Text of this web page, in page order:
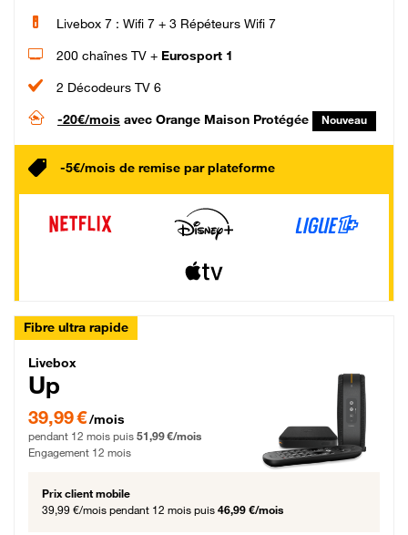
Livebox 7 : Wifi 7 + 3 Répéteurs Wifi 7
200 chaînes TV + Eurosport 1
2 Décodeurs TV 6
-20€/mois avec Orange Maison Protégée Nouveau
-5€/mois de remise par plateforme
Fibre ultra rapide
Livebox Up Fibre
Livebox
Up
39,99 € par mois pendant 12 mois puis 51,99 € par mois, Engagement 12 mois
39,99 €/mois
pendant 12 mois puis 51,99 €/mois
Engagement 12 mois
Prix client mobile
39,99 €/mois pendant 12 mois puis 46,99 €/mois